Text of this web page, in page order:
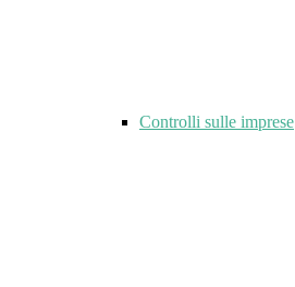
Controlli sulle imprese